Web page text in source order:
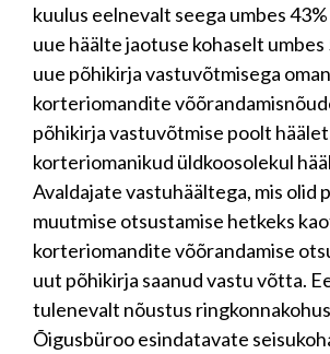
kuulus eelnevalt seega umbes
uue häälte jaotuse kohaselt umbes
uue põhikirja vastuvõtmisega
korteriomandite
põhikirja vastuvõtmise poolt
korteriomanikud üldkoosolekul
Avaldajate vastuhäältega, mis olid
muutmise otsustamise hetkeks
korteriomandite võõrandamise
uut põhikirja saanud vastu võtta.
tulenevalt nõustus
Õigusbüroo esindatavate